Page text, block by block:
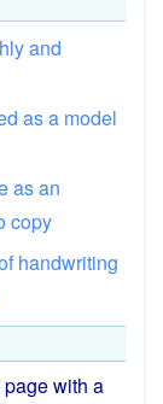
and
asa model
asan
copy
handwriting
pagewith a